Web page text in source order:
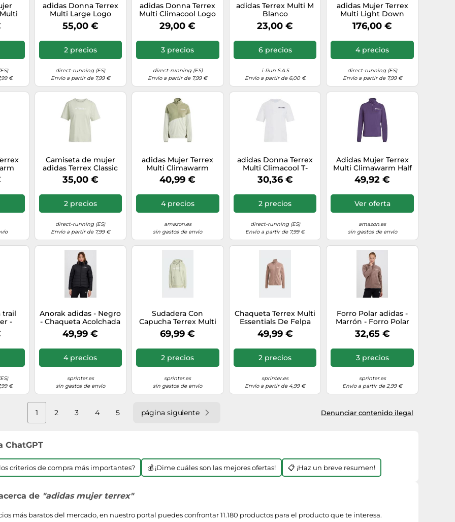
L
€
adidas Donna Terrex
Multi Large Logo
Hoodie, Black, XL
55,00 €
2 precios
direct-running (ES)
Envío a partir de 7,99 €
adidas Donna Terrex
Multi Climacool Logo
Tech T-Shirt, White, XL
29,00 €
3 precios
direct-running (ES)
Envío a partir de 7,99 €
adidas Terrex Multi M
Blanco
23,00 €
6 precios
i-Run S.A.S
Envío a partir de 6,00 €
adidas Mujer Terrex
Multi Light Down
Hooded Parka 2.0,
Preloved Teal, S
176,00 €
4 precios
direct-running (ES)
Envío a partir de 7,99 €
Camiseta de mujer
adidas Terrex Classic
Logo S Female
35,00 €
2 precios
direct-running (ES)
Envío a partir de 7,99 €
adidas Mujer Terrex
Multi Climawarm
Fleece Anorak
Sweatshirt, Tent
40,99 €
4 precios
amazon.es
sin gastos de envío
adidas Donna Terrex
Multi Climacool T-
Shirt, White, XXS
30,36 €
2 precios
direct-running (ES)
Envío a partir de 7,99 €
Adidas Mujer Terrex
Multi Climawarm Half
Zip Tech Fleece
Jacket, Aurora Plum, L
49,92 €
Ver oferta
amazon.es
sin gastos de envío
trail
-
W
M
€
Anorak adidas - Negro
- Chaqueta Acolchada
Mujer MKP talla XS
49,99 €
4 precios
sprinter.es
sin gastos de envío
Sudadera Con
Capucha Terrex Multi
Large Logo adidas
MKP
69,99 €
2 precios
sprinter.es
sin gastos de envío
Chaqueta Terrex Multi
Essentials De Felpa
Con Cierre De
Cremallera adidas
49,99 €
2 precios
sprinter.es
Envío a partir de 4,99 €
Forro Polar adidas -
Marrón - Forro Polar
Mujer MKP talla S
32,65 €
3 precios
sprinter.es
Envío a partir de 2,99 €
Denunciar contenido ilegal
1 2 3 4 5 página siguiente
ChatGPT
criterios de compra más importantes? 💰 ¡Dime cuáles son las mejores ofertas! 📋 ¡Haz un breve resumen!
de "adidas mujer terrex"
más baratos del mercado, en nuestro portal puedes confrontar 11.180 productos para el producto que te interesa.